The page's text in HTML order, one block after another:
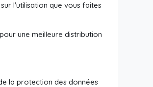
l'utilisation que vous faites
une meilleure distribution
la protection des données